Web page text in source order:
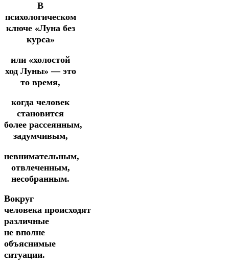
В
психологическом
ключе «Луна без
курса»
или «холостой
ход Луны» — это
то время,
когда человек
становится
более рассеянным,
задумчивым,
невнимательным,
отвлеченным,
несобранным.
Вокруг
человека происходят
различные
не вполне
объяснимые
ситуации.